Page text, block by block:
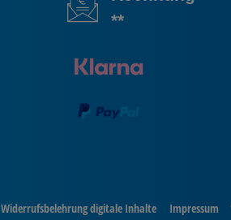
**
Widerrufsbelehrung digitale Inhalte Impressum